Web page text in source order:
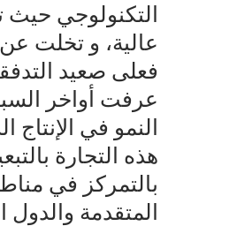
التكنولوجي
عالية، و تخلت
فعلى صعيد
عرفت أواخر
النمو في
هذه التجارة
بالتمركز في
المتقدمة والدول